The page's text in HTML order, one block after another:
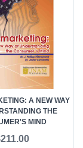
A NEW WAY
THE
MIND